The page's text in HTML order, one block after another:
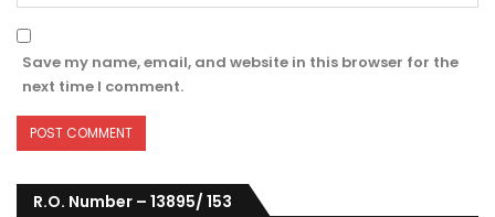
Save my name, email, and website in this browser for the
next time I comment.
R.O. Number – 13895/ 153